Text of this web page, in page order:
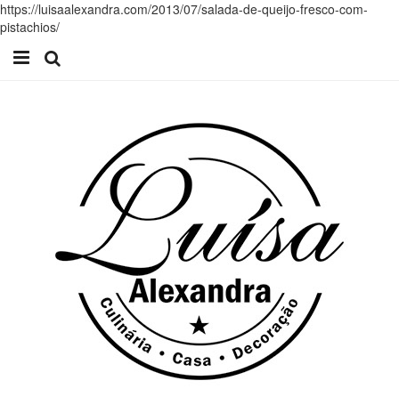
https://luisaalexandra.com/2013/07/salada-de-queijo-fresco-com-
pistachios/